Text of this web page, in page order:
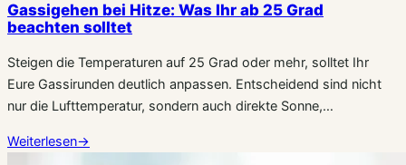
Gassigehen bei Hitze: Was Ihr ab 25 Grad
beachten solltet
Steigen die Temperaturen auf 25 Grad oder mehr, solltet Ihr
Eure Gassirunden deutlich anpassen. Entscheidend sind nicht
nur die Lufttemperatur, sondern auch direkte Sonne,…
Weiterlesen→